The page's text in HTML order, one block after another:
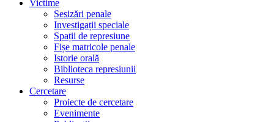
Victime
Sesizări penale
Investigații speciale
Spații de represiune
Fișe matricole penale
Istorie orală
Biblioteca represiunii
Resurse
Cercetare
Proiecte de cercetare
Evenimente